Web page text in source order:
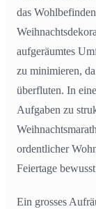
das
aufgeräumtes
zu minimieren,
überfluten. In
Aufgaben zu
ordentlicher
Feiertage
Ein grosses